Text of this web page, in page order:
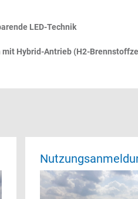
LED-Technik
mit Hybrid-Antrieb (H2-